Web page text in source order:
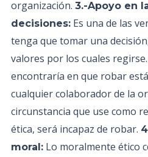
organización. 3.-Apoyo en
decisiones: Es una de las
tenga que tomar una
valores por los cuales
encontraría en que robar
cualquier colaborador de la
circunstancia que use como
ética, será incapaz de robar.
moral: Lo moralmente ético